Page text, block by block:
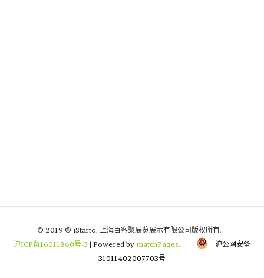
© 2019 © iStarto. 上海百客聚展览展示有限公司版权所有。
沪ICP备16011860号-3 | Powered by matchPages.
沪公网安备
31011402007703号